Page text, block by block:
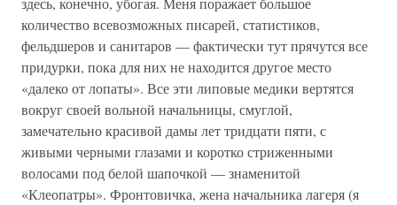
количество всевозможных писарей, статистиков,
фельдшеров и санитаров — фактически тут прячутся все
придурки, пока для них не находится другое место
«далеко от лопаты». Все эти липовые медики вертятся
вокруг своей вольной начальницы, смуглой,
замечательно красивой дамы лет тридцати пяти, с
живыми черными глазами и коротко стриженными
волосами под белой шапочкой — знаменитой
«Клеопатры». Фронтовичка, жена начальника лагеря (я